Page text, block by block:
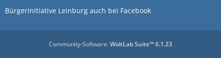
Bürgerinitiative Leinburg auch bei Facebook
Community-Software:WoltLab Suite™ 6.1.23